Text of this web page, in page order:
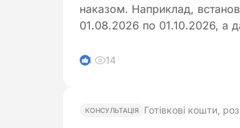
наказом. Наприклад,
01.08.2026 по 01.10.2026, а
4 14
КОНСУЛЬТАЦІЯ Готівкові кошти,